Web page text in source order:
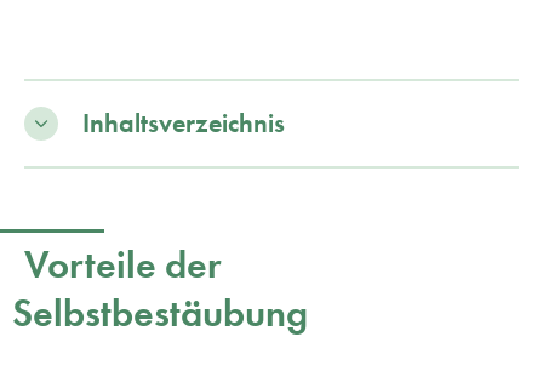
Inhaltsverzeichnis
Vorteile der
Selbstbestäubung